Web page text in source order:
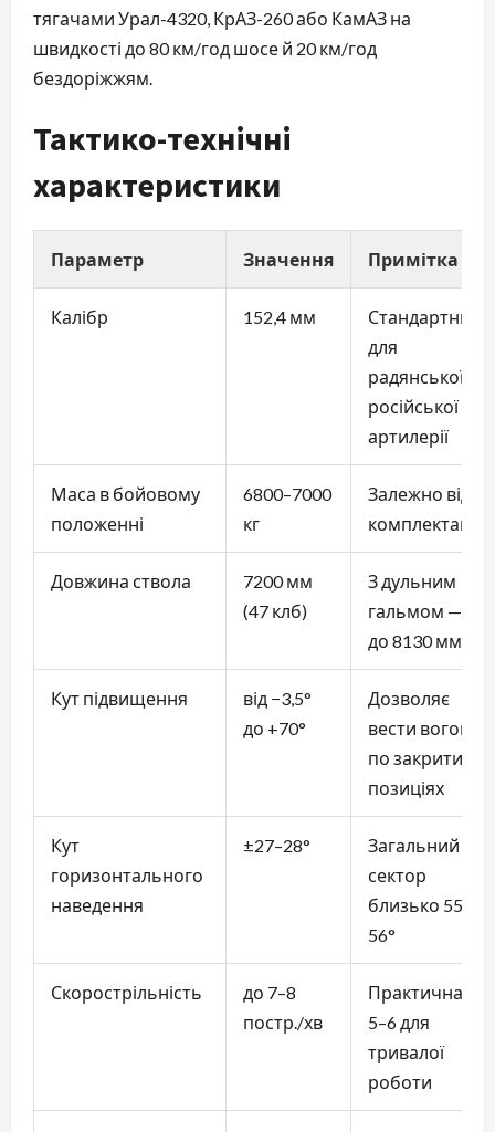
тягачами Урал-4320, КрАЗ-260 або КамАЗ на
швидкості до 80 км/год шосе й 20 км/год
бездоріжжям.
Тактико-технічні
характеристики
Параметр Значення Примітка
Калібр 152,4 мм
Стандартний
для
радянської/
російської
артилерії
Маса в бойовому
положенні
6800–7000
кг
Залежно від
комплектації
Довжина ствола
7200 мм
(47 клб)
З дульним
гальмом —
до 8130 мм
Кут підвищення
від −3,5°
до +70°
Дозволяє
вести вогонь
по закритих
позиціях
Кут
горизонтального
наведення
±27–28°
Загальний
сектор
близько 55–
56°
Скорострільність
до 7–8
постр./хв
Практична —
5–6 для
тривалої
роботи